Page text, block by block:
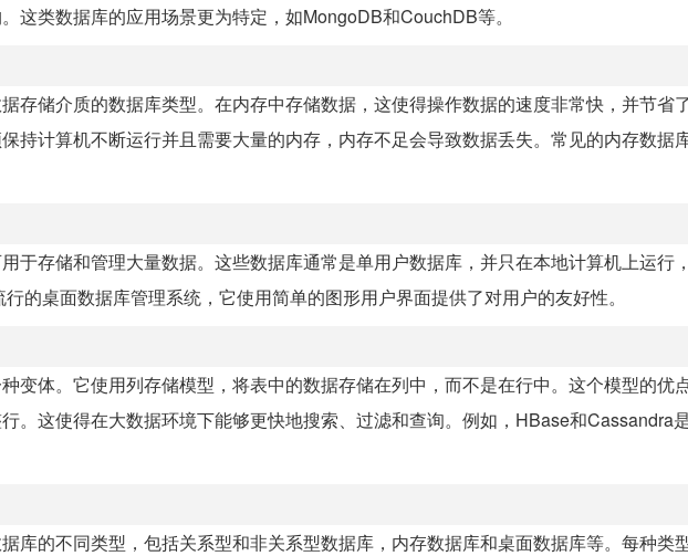
这类数据库的应用场景更为特定，如MongoDB和CouchDB等。
存储介质的数据库类型。在内存中存储数据，这使得操作数据的速度非常快，并节省
持计算机不断运行并且需要大量的内存，内存不足会导致数据丢失。常见的内存数据
于存储和管理大量数据。这些数据库通常是单用户数据库，并只在本地计算机上运行
的桌面数据库管理系统，它使用简单的图形用户界面提供了对用户的友好性。
变体。它使用列存储模型，将表中的数据存储在列中，而不是在行中。这个模型的优
。这使得在大数据环境下能够更快地搜索、过滤和查询。例如，HBase和Cassandra
库的不同类型，包括关系型和非关系型数据库，内存数据库和桌面数据库等。每种类